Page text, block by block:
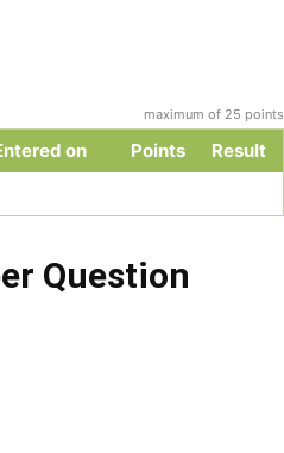
maximum of 25 points
on Points
Result
Question